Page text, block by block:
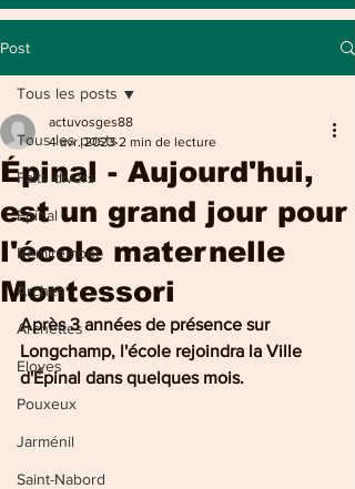
Post
Tous les posts
Faits divers
Epinal
Remiremont
Arches
Archettes
Eloyes
Pouxeux
Jarménil
Saint-Nabord
Tous les posts
Épinal - Aujourd'hui,
est un grand jour pour
l'école maternelle
Montessori
actuvosges88
4 avr. 2023 2 min de lecture
Après 3 années de présence sur
Longchamp, l'école rejoindra la Ville
d'Épinal dans quelques mois.